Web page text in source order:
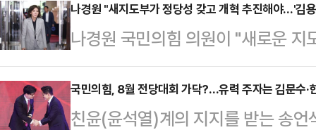
다.18일 관련 업계에 따르면 경기
청행사가 갑작스럽게 취소됐다. 노
을 예정이었으나 노 관장이 직전에
로는 노 관장의 건강상 이유였지만,
가 예정돼 있는 등 학생들의 반발이
나경원 "새지도부가 정당성 갖고 개혁 추진해야…'김
나경원 국민의힘 의원이 "새로운
한다"며 신속한 전당대회 개최를
원내대표와 중진의원들과의 회동
다"며 "전당대회를 통해 새 지도부
국민의힘, 8월 전당대회 가닥?…유력 주자는 김문수·
친윤(윤석열)계의 지지를 받는 송